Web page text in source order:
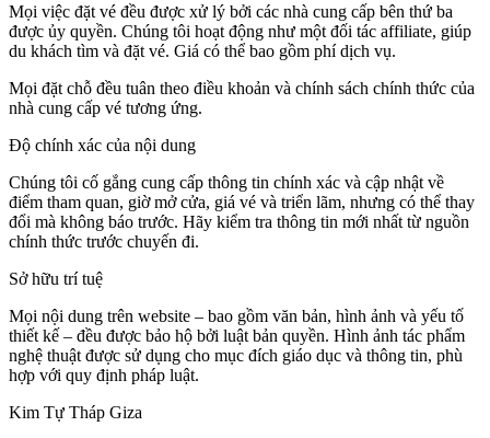
Mọi việc đặt vé đều được xử lý bởi các nhà cung cấp bên thứ ba
được ủy quyền. Chúng tôi hoạt động như một đối tác affiliate, giúp
du khách tìm và đặt vé. Giá có thể bao gồm phí dịch vụ.
Mọi đặt chỗ đều tuân theo điều khoản và chính sách chính thức của
nhà cung cấp vé tương ứng.
Độ chính xác của nội dung
Chúng tôi cố gắng cung cấp thông tin chính xác và cập nhật về
điểm tham quan, giờ mở cửa, giá vé và triển lãm, nhưng có thể thay
đổi mà không báo trước. Hãy kiểm tra thông tin mới nhất từ nguồn
chính thức trước chuyến đi.
Sở hữu trí tuệ
Mọi nội dung trên website – bao gồm văn bản, hình ảnh và yếu tố
thiết kế – đều được bảo hộ bởi luật bản quyền. Hình ảnh tác phẩm
nghệ thuật được sử dụng cho mục đích giáo dục và thông tin, phù
hợp với quy định pháp luật.
Kim Tự Tháp Giza